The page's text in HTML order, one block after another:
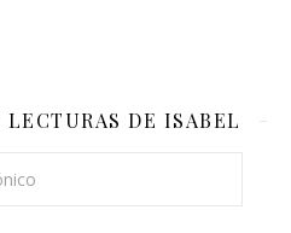
DE ISABEL